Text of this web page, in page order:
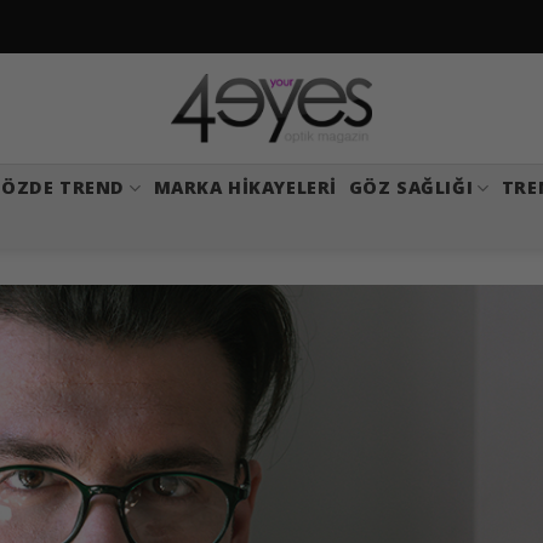
TREND MARKA HIKAYELERI GÖZ SAĞLIĞI